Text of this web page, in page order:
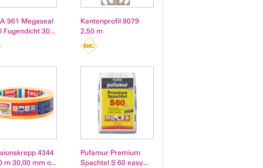
961 Megaseal
Fugendicht 30...
Kantenprofil 9079
2,50 m
4344
m 30,00 mm o...
Pufamur Premium
Spachtel S 60 easy...